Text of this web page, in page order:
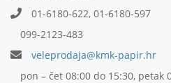
01-6180-622, 01-6180-597
099-2123-483
veleprodaja@kmk-papir.hr
pon – čet 08:00 do 15:30, petak